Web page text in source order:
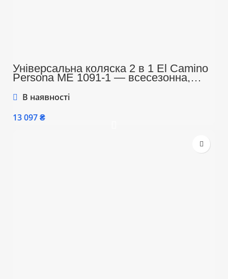
Універсальна коляска 2 в 1 El Camino
Persona ME 1091-1 — всесезонна,
легка, з подвійною вентиляцією та
компактним блоком для прогулянок,
В наявності
₴